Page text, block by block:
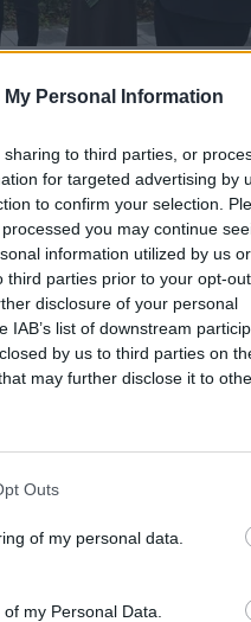
My Personal Information
to third parties, or
for targeted advertising by
to confirm your selection.
you may continue
information utilized by us or
third parties prior to your opt-
disclosure of your personal
IAB’s list of downstream
by us to third parties on
may further disclose it to
Outs
of my personal data.
my Personal Data.
Morawieckiego
propozycje mające
Wśród pomysłów
małych dzieci oraz
rekompensować rodzicom
z macierzyństwa.